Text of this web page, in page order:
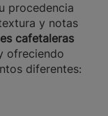
procedencia
y notas
cafetaleras
ofreciendo
diferentes: